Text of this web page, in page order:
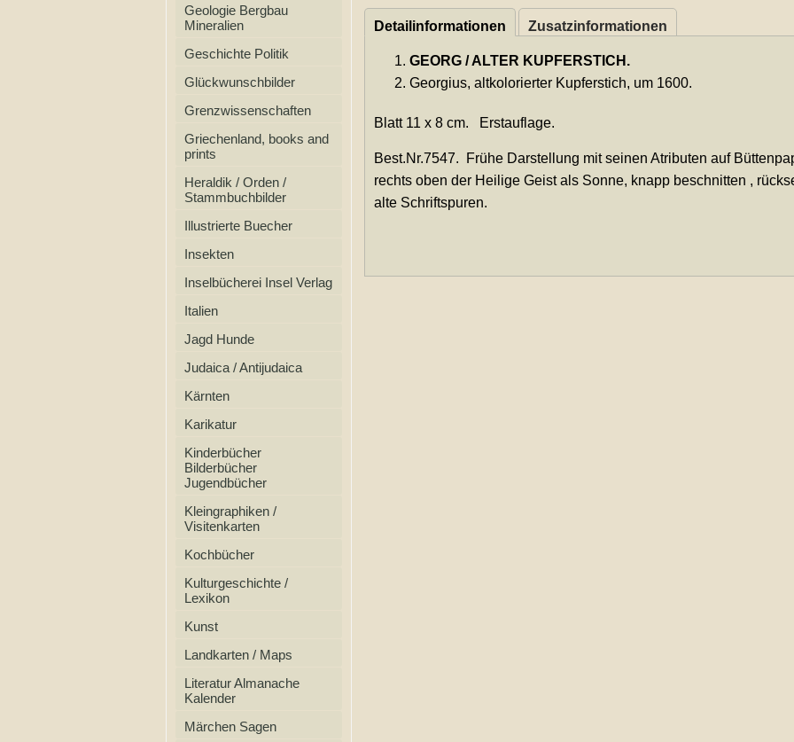
Geologie Bergbau
Mineralien
Geschichte Politik
Glückwunschbilder
Grenzwissenschaften
Griechenland, books and
prints
Heraldik / Orden /
Stammbuchbilder
Illustrierte Buecher
Insekten
Inselbücherei Insel Verlag
Italien
Jagd Hunde
Judaica / Antijudaica
Kärnten
Karikatur
Kinderbücher
Bilderbücher
Jugendbücher
Kleingraphiken /
Visitenkarten
Kochbücher
Kulturgeschichte /
Lexikon
Kunst
Landkarten / Maps
Literatur Almanache
Kalender
Märchen Sagen
Detailinformationen Zusatzinformationen
GEORG / ALTER KUPFERSTICH.
Georgius, altkolorierter Kupferstich, um 1600.
Blatt 11 x 8 cm. Erstauflage.
Best.Nr.7547. Frühe Darstellung mit seinen Atributen auf
rechts oben der Heilige Geist als Sonne, knapp beschnitten ,
alte Schriftspuren.